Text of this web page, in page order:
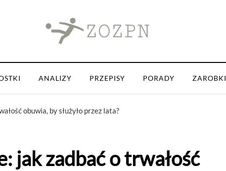
ANALIZY PRZEPISY PORADY ZAROBKI
obuwia, by służyło przez lata?
jak zadbać o trwałość